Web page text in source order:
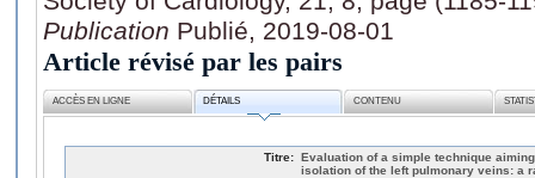
Publication Publié, 2019-08-01
Article révisé par les pairs
ACCÈS EN LIGNE DÉTAILS CONTENU
Titre: Evaluation of a simple technique
isolation of the left pulmonary veins: a